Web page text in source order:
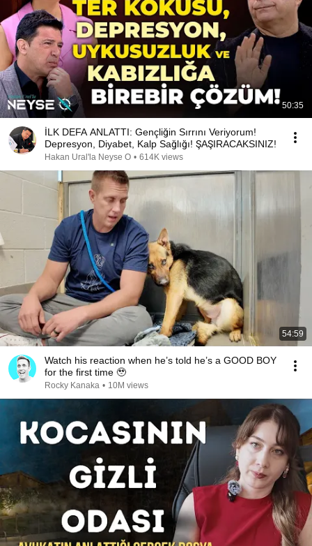
50:35
İLK DEFA ANLATTI: Gençliğin Sırrını Veriyorum!
Depresyon, Diyabet, Kalp Sağlığı! ŞAŞIRACAKSINIZ!
Hakan Ural'la Neyse O • 614K views
54:59
Watch his reaction when he’s told he’s a GOOD BOY
for the first time 🥹
Rocky Kanaka • 10M views